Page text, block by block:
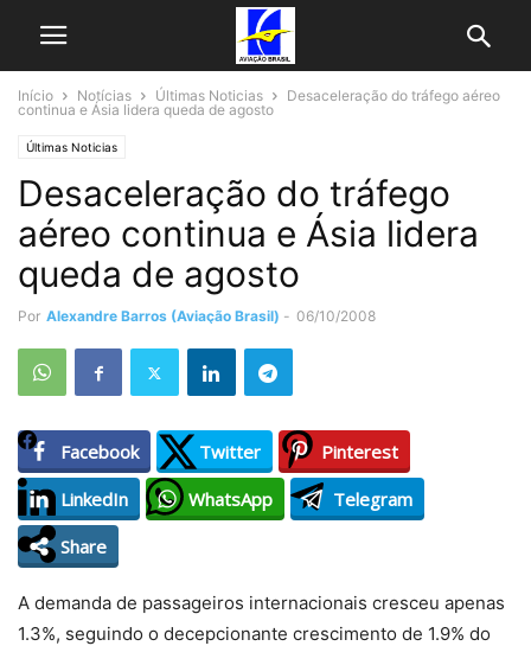
Início Notícias Últimas Noticias
Desaceleração do tráfego aéreo
continua e Ásia lidera queda de agosto
Últimas Noticias
Desaceleração do tráfego
aéreo continua e Ásia lidera
queda de agosto
Por Alexandre Barros (Aviação Brasil) - 06/10/2008
Facebook Twitter
Pinterest
LinkedIn
WhatsApp
Telegram
Share
A demanda de passageiros internacionais cresceu apenas
1.3%, seguindo o decepcionante crescimento de 1.9% do